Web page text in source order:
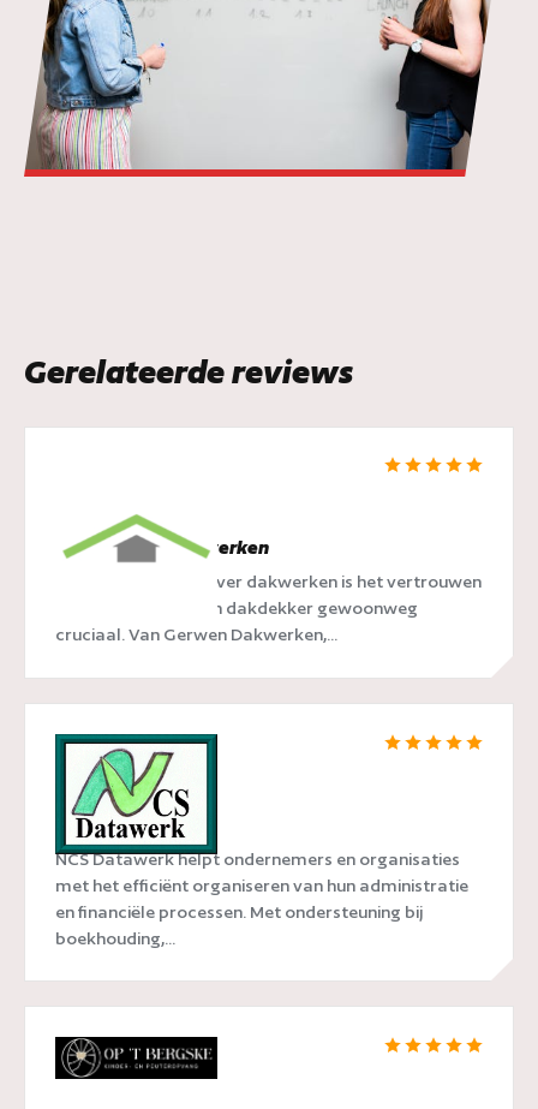
Gerelateerde reviews
van Gerwen Dakwerken
Als we het hebben over dakwerken is het vertrouwen
dat je plaatst op een dakdekker gewoonweg
cruciaal. Van Gerwen Dakwerken,...
NCS Datawerk
NCS Datawerk helpt ondernemers en organisaties
met het efficiënt organiseren van hun administratie
en financiële processen. Met ondersteuning bij
boekhouding,...